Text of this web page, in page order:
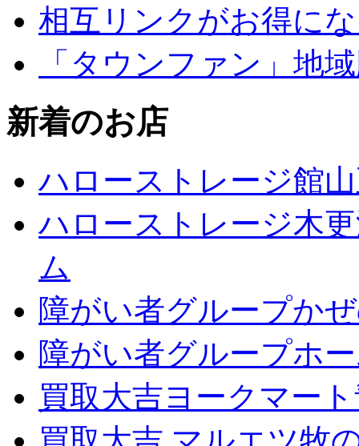
相互リンクがお得に
「タウンファン」地
新着のお店
ハローストレージ館
ハローストレージ木
ム
障がい者グループか
障がい者グループホ
買取大吉ヨークマー